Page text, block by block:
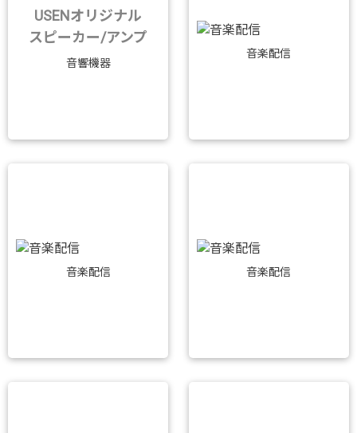
USENオリジナル
スピーカー/アンプ
音響機器
音楽配信
音楽配信 音楽配信